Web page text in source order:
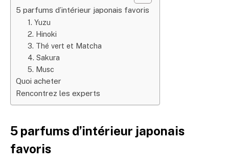
5 parfums d’intérieur japonais favoris
1. Yuzu
2. Hinoki
3. Thé vert et Matcha
4. Sakura
5. Musc
Quoi acheter
Rencontrez les experts
5 parfums d’intérieur japonais
favoris